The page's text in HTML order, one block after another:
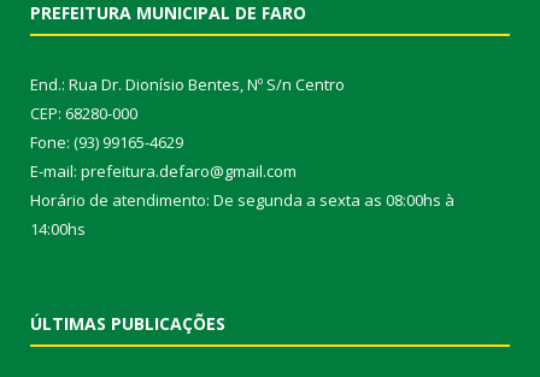
PREFEITURA MUNICIPAL DE FARO
End.: Rua Dr. Dionísio Bentes, Nº S/n Centro
CEP: 68280-000
Fone: (93) 99165-4629
E-mail: prefeitura.defaro@gmail.com
Horário de atendimento: De segunda a sexta as 08:00hs à
14:00hs
ÚLTIMAS PUBLICAÇÕES